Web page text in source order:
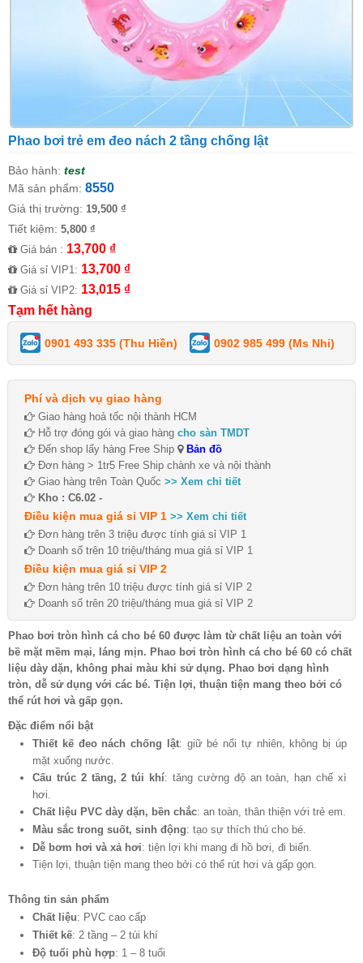
Phao bơi trẻ em đeo nách 2 tầng chống lật
Bảo hành: test
Mã sản phẩm: 8550
Giá thị trường: 19,500 ₫
Tiết kiệm: 5,800 ₫
Giá bán : 13,700 ₫
Giá sỉ VIP1: 13,700 ₫
Giá sỉ VIP2: 13,015 ₫
Tạm hết hàng
0901 493 335 (Thu Hiền) 0902 985 499 (Ms Nhi)
Phí và dịch vụ giao hàng
Giao hàng hoả tốc nội thành HCM
Hỗ trợ đóng gói và giao hàng cho sàn TMDT
Đến shop lấy hàng Free Ship
Bản đồ
Đơn hàng > 1tr5 Free Ship chành xe và nội thành
Giao hàng trên Toàn Quốc >> Xem chi tiết
Kho : C6.02 -
Điều kiện mua giá sỉ VIP 1 >> Xem chi tiết
Đơn hàng trên 3 triệu được tính giá sỉ VIP 1
Doanh số trên 10 triệu/tháng mua giá sỉ VIP 1
Điều kiện mua giá sỉ VIP 2
Đơn hàng trên 10 triệu được tính giá sỉ VIP 2
Doanh số trên 20 triệu/tháng mua giá sỉ VIP 2
Phao bơi tròn hình cá cho bé 60 được làm từ chất liệu an toàn với
bề mặt mềm mại, láng mịn. Phao bơi tròn hình cá cho bé 60 có chất
liệu dày dặn, không phai màu khi sử dụng. Phao bơi dạng hình
tròn, dễ sử dụng với các bé. Tiện lợi, thuận tiện mang theo bởi có
thể rút hơi và gấp gọn.
Đặc điểm nổi bật
Thiết kế đeo nách chống lật: giữ bé nổi tự nhiên, không bị úp
mặt xuống nước.
Cấu trúc 2 tầng, 2 túi khí: tăng cường độ an toàn, hạn chế xì
hơi.
Chất liệu PVC dày dặn, bền chắc: an toàn, thân thiện với trẻ em.
Màu sắc trong suốt, sinh động: tạo sự thích thú cho bé.
Dễ bơm hơi và xả hơi: tiện lợi khi mang đi hồ bơi, đi biển.
Tiện lợi, thuận tiện mang theo bởi có thể rút hơi và gấp gọn.
Thông tin sản phẩm
Chất liệu: PVC cao cấp
Thiết kế: 2 tầng – 2 túi khí
Độ tuổi phù hợp: 1 – 8 tuổi